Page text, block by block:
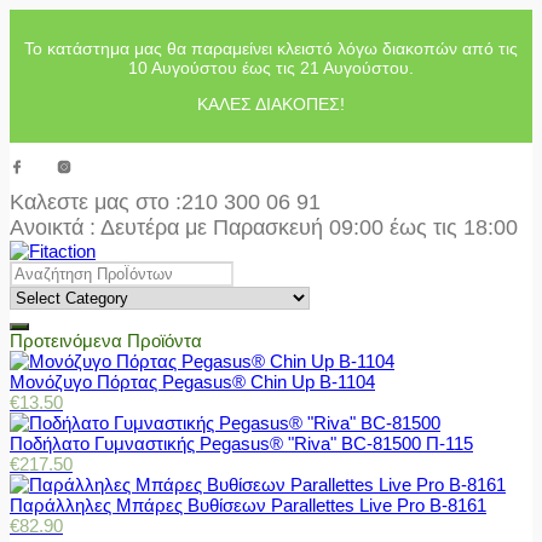
Το κατάστημα μας θα παραμείνει κλειστό λόγω διακοπών από τις
10 Αυγούστου έως τις 21 Αυγούστου.
ΚΑΛΕΣ ΔΙΑΚΟΠΕΣ!
Καλεστε μας στο :210 300 06 91
Ανοικτά : Δευτέρα με Παρασκευή 09:00 έως τις 18:00
Προτεινόμενα Προϊόντα
Μονόζυγο Πόρτας Pegasus® Chin Up Β-1104
€13.50
Ποδήλατο Γυμναστικής Pegasus® "Riva" BC-81500 Π-115
€217.50
Παράλληλες Μπάρες Βυθίσεων Parallettes Live Pro Β-8161
€82.90